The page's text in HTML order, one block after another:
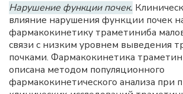
Нарушение функции почек.
влияние нарушения функции почек
фармакокинетику траметиниба
связи с низким уровнем выведения
почками. Фармакокинетика
описана методом популяционного
фармакокинетического анализа при